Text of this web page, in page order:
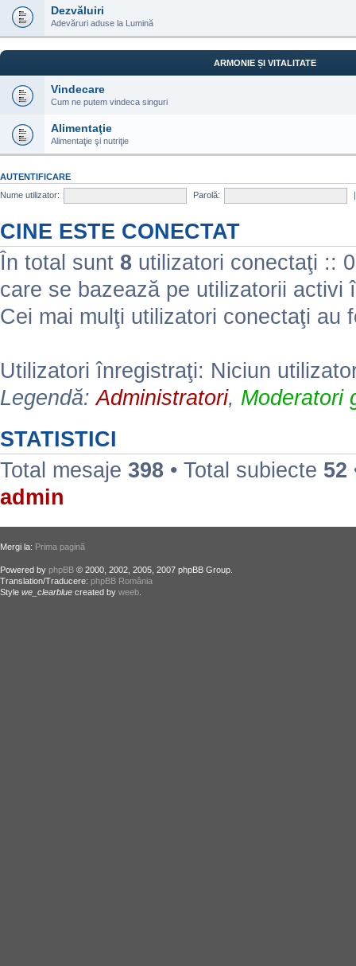
Dezvăluiri
Adevăruri aduse la Lumină
ARMONIE ȘI VITALITATE
Vindecare
Cum ne putem vindeca singuri
Alimentaţie
Alimentaţie şi nutriţie
AUTENTIFICARE
Nume utilizator:
Parolă:
CINE ESTE CONECTAT
În total sunt 8 utilizatori conectaţi ::
care se bazează pe utilizatorii activi
Cei mai mulţi utilizatori conectaţi au
Utilizatori înregistraţi: Niciun
Legendă:Administratori, Moderatori
STATISTICI
Total mesaje 398 • Total subiecte 52
admin
Mergi la: Prima pagină
Powered by phpBB © 2000, 2002, 2005, 2007 phpBB Group.
Translation/Traducere: phpBB România
Style we_clearblue created by weeb